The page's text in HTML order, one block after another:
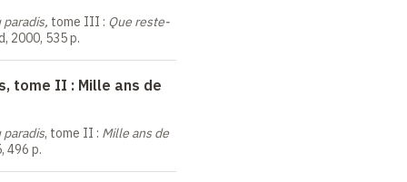
Europaea
de-Rhuys, Dôle, Lons-
Angers, Strasbourg,
tome III : Que reste-
2000, 535p.
tome II : Mille ans de
, tome II : Mille ans de
496 p.